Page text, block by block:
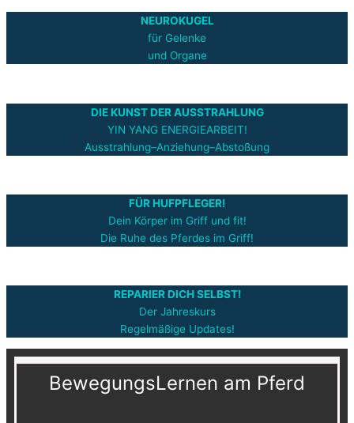
NEUROKUGEL
für Gelenke
und Organe
DIE KUNST DER AUSSTRAHLUNG
YIN YANG ENERGIEARBEIT!
Ausstrahlung–Anziehung–Abstoßung
FÜR HUFPFLEGER!
Dein Körper im Griff und fit!
Die Ruhe des Pferdes im Griff!
REPARIER DICH SELBST!
Der Jahreskurs
Regelmäßige Updates!
BewegungsLernen am Pferd